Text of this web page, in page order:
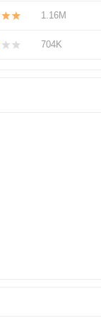
1.16M
704K